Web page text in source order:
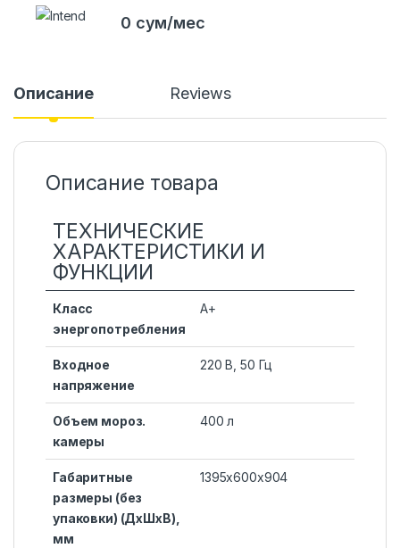
0 сум/мес
Описание Reviews
Описание товара
ТЕХНИЧЕСКИЕ
ХАРАКТЕРИСТИКИ И
ФУНКЦИИ
Класс
энергопотребления
А+
Входное
напряжение
220 В, 50 Гц
Объем мороз.
камеры
400 л
Габаритные
размеры (без
упаковки) (ДхШхВ),
мм
1395х600х904